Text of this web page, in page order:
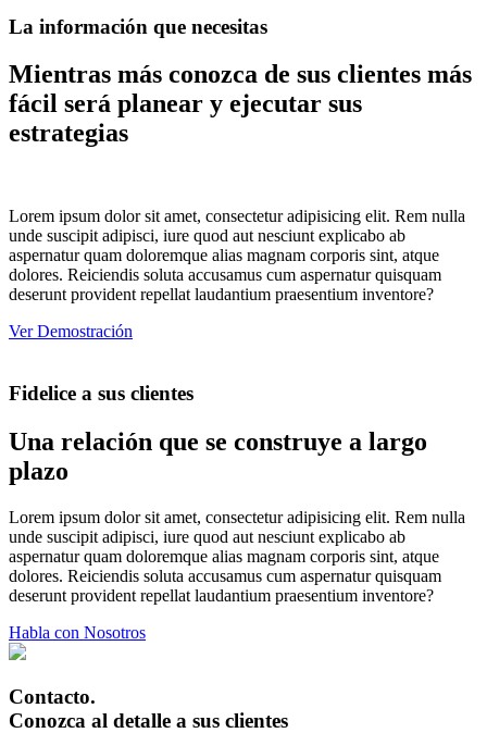
La información que necesitas
Mientras más conozca de sus clientes más
fácil será planear y ejecutar sus
estrategias
Lorem ipsum dolor sit amet, consectetur adipisicing elit. Rem nulla
unde suscipit adipisci, iure quod aut nesciunt explicabo ab
aspernatur quam doloremque alias magnam corporis sint, atque
dolores. Reiciendis soluta accusamus cum aspernatur quisquam
deserunt provident repellat laudantium praesentium inventore?
Ver Demostración
Fidelice a sus clientes
Una relación que se construye a largo
plazo
Lorem ipsum dolor sit amet, consectetur adipisicing elit. Rem nulla
unde suscipit adipisci, iure quod aut nesciunt explicabo ab
aspernatur quam doloremque alias magnam corporis sint, atque
dolores. Reiciendis soluta accusamus cum aspernatur quisquam
deserunt provident repellat laudantium praesentium inventore?
Habla con Nosotros
Contacto.
Conozca al detalle a sus clientes